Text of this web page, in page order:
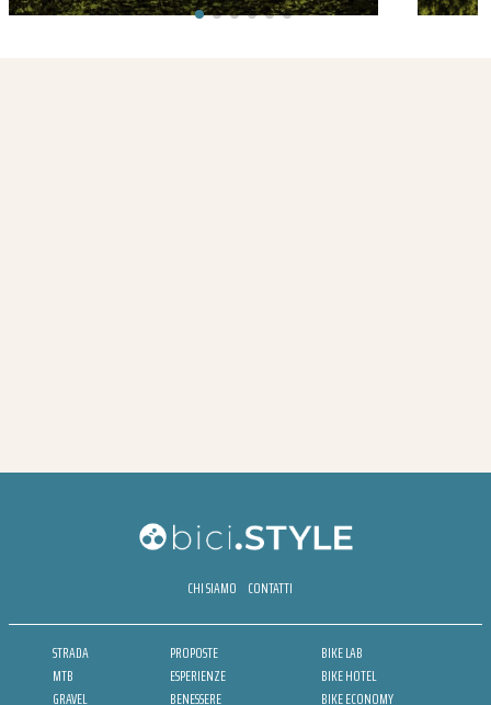
CHI SIAMO CONTATTI
STRADA
MTB
GRAVEL
PROPOSTE
ESPERIENZE
BENESSERE
BIKE LAB
BIKE HOTEL
BIKE ECONOMY